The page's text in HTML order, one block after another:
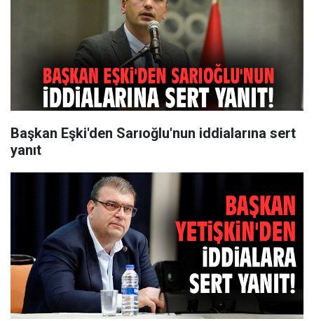
Başkan Eşki'den Sarıoğlu'nun iddialarına sert
yanıt